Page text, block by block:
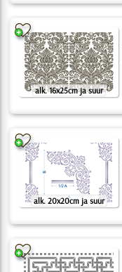
alk. 16x25cm ja suur
alk. 20x20cm ja suur